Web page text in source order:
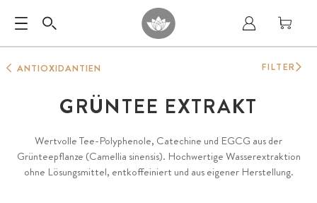
ANTIOXIDANTIEN
GRÜNTEE EXTRAKT
Wertvolle Tee-Polyphenole, Catechine und EGCG aus der
Grünteepflanze (Camellia sinensis). Hochwertige Wasserextraktion
ohne Lösungsmittel, entkoffeiniert und aus eigener Herstellung.
FILTER